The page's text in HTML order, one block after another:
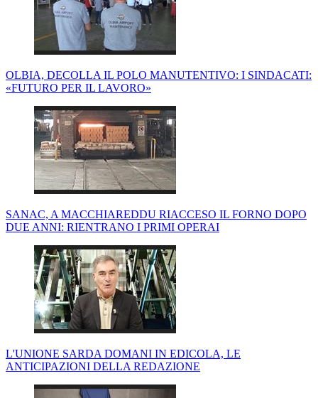
OLBIA, DECOLLA IL POLO MANUTENTIVO: I SINDACATI:
«FUTURO PER IL LAVORO»
SANAC, A MACCHIAREDDU RIACCESO IL FORNO DOPO
DUE ANNI: RIENTRANO I PRIMI OPERAI
L'UNIONE SARDA DOMANI IN EDICOLA, LE
ANTICIPAZIONI DELLA REDAZIONE